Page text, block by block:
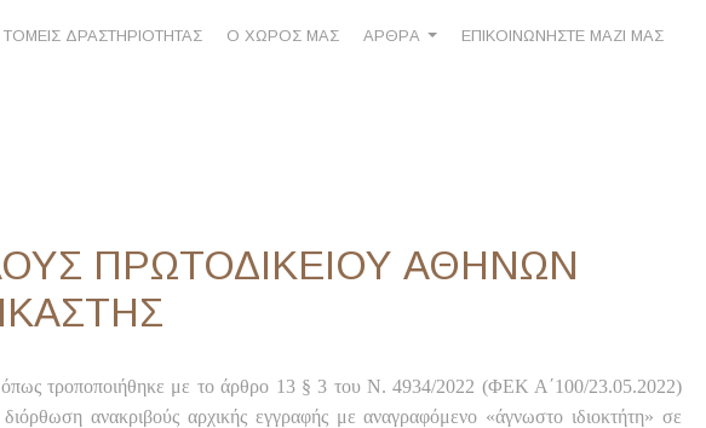
ΤΟΜΕΙΣ ΔΡΑΣΤΗΡΙΟΤΗΤΑΣ Ο ΧΩΡΟΣ ΜΑΣ ΑΡΘΡA ΕΠΙΚΟΙΝΩΝΗΣΤΕ ΜΑΖΙ ΜΑΣ
ΠΡΩΤΟΔΙΚΕΙΟΥ ΑΘΗΝΩΝ
τροποποιήθηκε με το άρθρο 13 § 3 του Ν. 4934/2022 (ΦΕΚ Α΄100/23.05.2022)
ανακριβούς αρχικής εγγραφής με αναγραφόμενο «άγνωστο ιδιοκτήτη» σε